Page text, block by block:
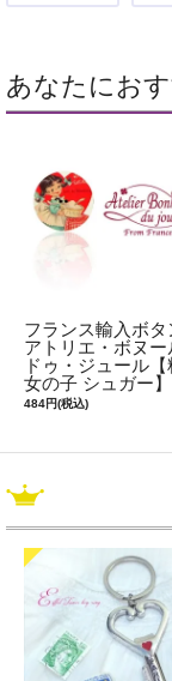
あなたにお
フランス輸入ボタ
アトリエ・ボヌー
ドゥ・ジュール【
女の子 シュガー】
484円(税込)